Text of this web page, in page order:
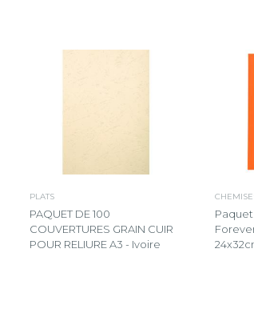
PLATS
PAQUET DE 100
COUVERTURES GRAIN CUIR
POUR RELIURE A3 - Ivoire